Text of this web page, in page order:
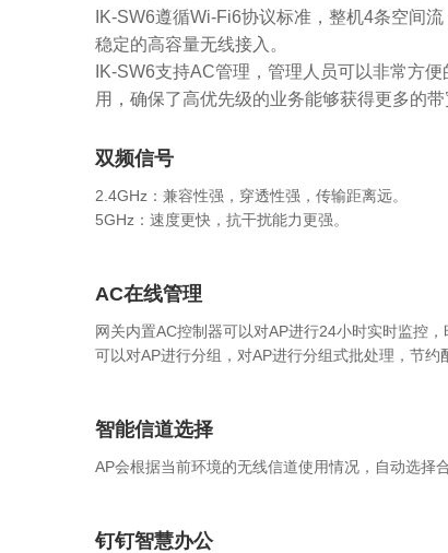
IK-SW6遵循Wi-Fi6协议标准，整机4条空间
稳定的高容量无线接入。
IK-SW6支持AC管理，管理人员可以非常方
用，确保了高优先级的业务能够获得更多的
双频信号
2.4GHz：兼容性强，穿透性强，传输距离远。
5GHz：速度更快，抗干扰能力更强。
AC在线管理
网关内置AC控制器可以对AP进行24小时实时监控
可以对AP进行分组，对AP进行分组式批处理，节约
智能信道选择
AP会根据当前环境的无线信道使用情况，自动选择
钉钉智慧办公